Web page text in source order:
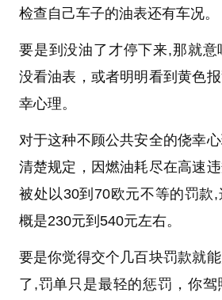
检查自己车子的油表还有车况。
要是到没油了才停下来,那就意
没看油表，或者明明看到黄色
幸心理。
对于这种不顾公共安全的侥幸
清楚规定，因燃油耗尽在高速
被处以30到70欧元不等的罚款
概是230元到540元左右。
要是你觉得交个几百块罚款就
了,罚单只是最轻的惩罚，你